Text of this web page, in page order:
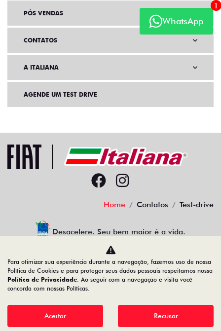
WhatsApp
1
PÓS VENDAS
CONTATOS
A ITALIANA
AGENDE UM TEST DRIVE
Home Contatos Test-drive
Desacelere. Seu bem maior é a vida.
ITALIANA AUTOMOVEIS DO RECIFE LTDA.
02.472.105/0001-79
Desenvolvido pela DEALERSPACE ® Direitos Reservados.
Para otimizar sua experiência durante a navegação, fazemos uso de nossa
Política de Cookies e para proteger seus dados pessoais respeitamos nossa
Política de Privacidade. Ao seguir com a navegação e visita você
concorda com nossas Políticas.
Aceitar Recusar